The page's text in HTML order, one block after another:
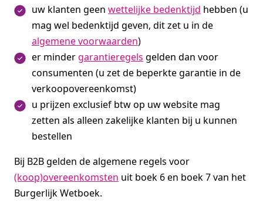
uw klanten geen wettelijke bedenktijd hebben (u
mag wel bedenktijd geven, dit zet u in de
algemene voorwaarden)
er minder garantieregels gelden dan voor
consumenten (u zet de beperkte garantie in de
verkoopovereenkomst)
u prijzen exclusief btw op uw website mag
zetten als alleen zakelijke klanten bij u kunnen
bestellen
Bij B2B gelden de algemene regels voor
(koop)overeenkomsten uit boek 6 en boek 7 van het
Burgerlijk Wetboek.